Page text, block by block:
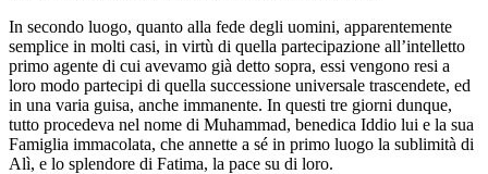
In secondo luogo, quanto alla fede degli uomini, apparentemente
semplice in molti casi, in virtù di quella partecipazione all’intelletto
primo agente di cui avevamo già detto sopra, essi vengono resi a
loro modo partecipi di quella successione universale trascendete, ed
in una varia guisa, anche immanente. In questi tre giorni dunque,
tutto procedeva nel nome di Muhammad, benedica Iddio lui e la sua
Famiglia immacolata, che annette a sé in primo luogo la sublimità di
Alì, e lo splendore di Fatima, la pace su di loro.